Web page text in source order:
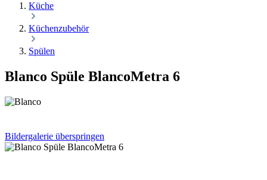
Küche
Küchenzubehör
Spülen
Blanco Spüle BlancoMetra 6
Bildergalerie überspringen